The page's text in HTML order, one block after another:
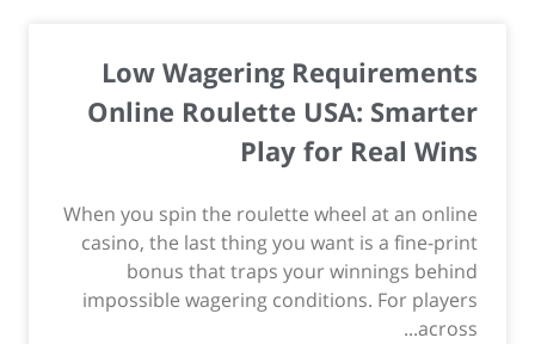
Low Wagering Requirements
Online Roulette USA: Smarter
Play for Real Wins
When you spin the roulette wheel at an online
casino, the last thing you want is a fine-print
bonus that traps your winnings behind
impossible wagering conditions. For players
across...